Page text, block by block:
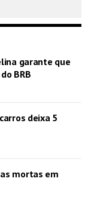
garante que
BRB
deixa 5
mortas em